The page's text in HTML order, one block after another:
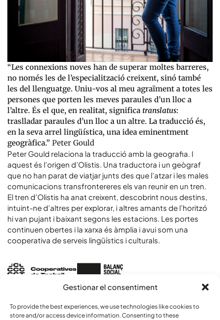
Gestionar el consentiment
To provide the best experiences, we use technologies like cookies to
store and/or access device information. Consenting to these
“Les connexions noves han de superar moltes barreres,
no només les de l’especialització creixent, sinó també
les del llenguatge. Uniu-vos al meu agraïment a totes les
persones que porten les meves paraules d’un lloc a
l’altre. És el que, en realitat, significa translatus:
traslladar paraules d’un lloc a un altre. La traducció és,
en la seva arrel lingüística, una idea eminentment
geogràfica.” Peter Gould
Peter Gould relaciona la traducció amb la geografia. I
aquest és l’origen d’Olistis. Una traductora i un geògraf
que no han parat de viatjar junts des que l’atzar i les males
comunicacions transfrontereres els van reunir en un tren.
El tren d’Olistis ha anat creixent, descobrint nous destins,
intuint-ne d’altres per explorar, i altres amants de l’horitzó
hi van pujant i baixant segons les estacions. Les portes
continuen obertes i la xarxa és àmplia i avui som una
cooperativa de serveis lingüístics i culturals.
COMPROMÍS